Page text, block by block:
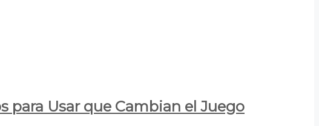
para Usar que Cambian el Juego